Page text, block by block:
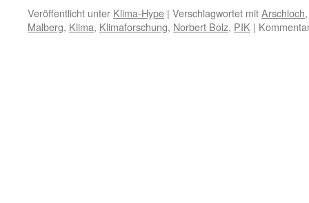
Veröffentlicht unter Klima-Hype | Verschlagwortet mitArschloch
Malberg, Klima, Klimaforschung, Norbert Bolz, PIK |